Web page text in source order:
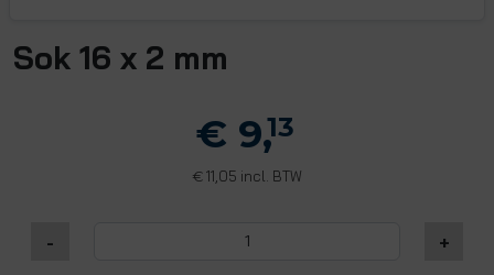
Sok 16 x 2 mm
€ 9,13
€ 11,05 incl. BTW
- +